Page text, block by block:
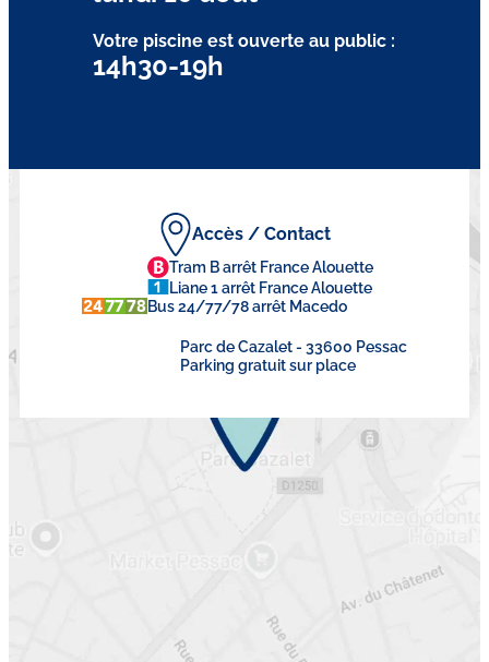
Votre piscine est ouverte au public :
14h30-19h
Accès / Contact
Tram B arrêt France Alouette
Liane 1 arrêt France Alouette
Bus 24/77/78 arrêt Macedo
Parc de Cazalet - 33600 Pessac
Parking gratuit sur place